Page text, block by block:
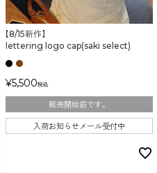
カラー
【8/15新作】
lettering logo cap(saki select)
¥5,500税込
販売開始前です。
入荷お知らせメール受付中